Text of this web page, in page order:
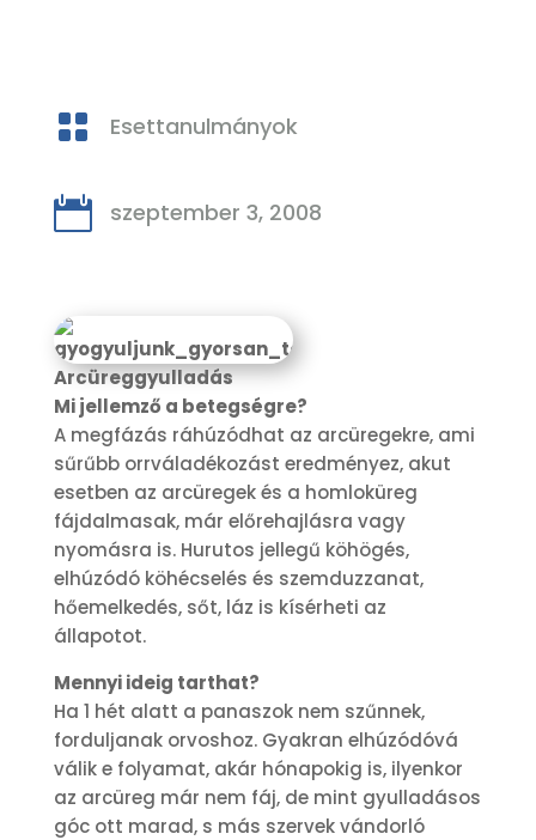
 Esettanulmányok
 szeptember 3, 2008
Arcüreggyulladás
Mi jellemző a betegségre?
A megfázás ráhúzódhat az arcüregekre, ami
sűrűbb orrváladékozást eredményez, akut
esetben az arcüregek és a homloküreg
fájdalmasak, már előrehajlásra vagy
nyomásra is. Hurutos jellegű köhögés,
elhúzódó köhécselés és szemduzzanat,
hőemelkedés, sőt, láz is kísérheti az
állapotot.
Mennyi ideig tarthat?
Ha 1 hét alatt a panaszok nem szűnnek,
forduljanak orvoshoz. Gyakran elhúzódóvá
válik e folyamat, akár hónapokig is, ilyenkor
az arcüreg már nem fáj, de mint gyulladásos
góc ott marad, s más szervek vándorló